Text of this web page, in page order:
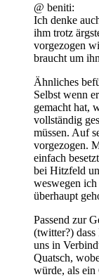
@ beniti:
Ich denke
ihm trotz
vorgezogen
braucht um
Ähnliches
Selbst wenn
gemacht hat,
vollständig
müssen. Auf
vorgezogen.
einfach
bei Hitzfeld
weswegen
überhaupt
Passend zur
(twitter?)
uns in
Quatsch,
würde, als